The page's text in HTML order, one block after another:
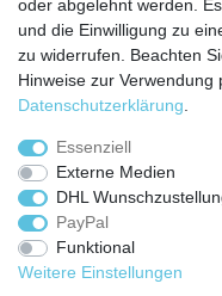
oder abgelehnt werden.
und die Einwilligung zu
zu widerrufen. Beachten
Hinweise zur
Daten­schutz­erklärung
Essenziell
Externe Medien
DHL
PayPal
Funktional
Weitere Einstellungen
E-MAIL **
Honig
Einwilligung kann ich jederzeit
Impressum